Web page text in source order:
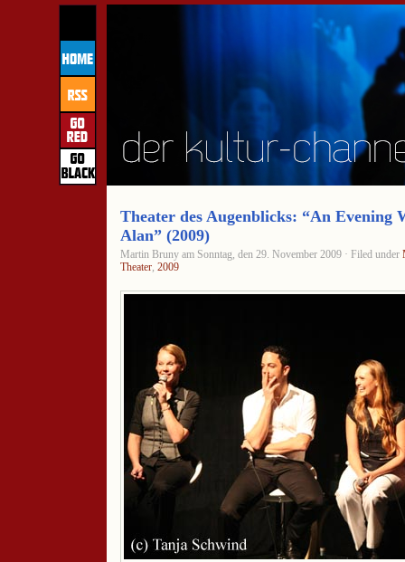
Theater des Augenblicks: “An
Alan” (2009)
Martin Bruny am Sonntag, den 29. November 2009 · Filed under
Theater, 2009